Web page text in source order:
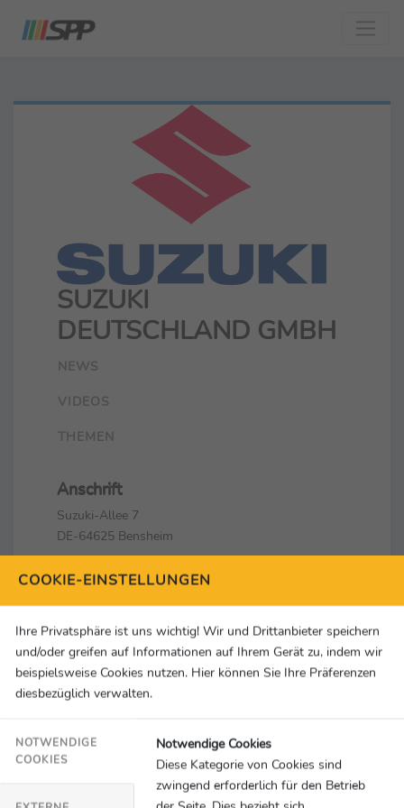
SUZUKI
DEUTSCHLAND GMBH
NEWS
VIDEOS
THEMEN
Anschrift
Suzuki-Allee 7
DE-64625 Bensheim
Kontakt
Michael Krämer
+49 62 51 / 5700 520
presse@suzuki.de
Social Media & Links
COOKIE-EINSTELLUNGEN
Ihre Privatsphäre ist uns wichtig! Wir und Drittanbieter speichern
und/oder greifen auf Informationen auf Ihrem Gerät zu, indem wir
beispielsweise Cookies nutzen. Hier können Sie Ihre Präferenzen
diesbezüglich verwalten.
NOTWENDIGE
COOKIES
Notwendige Cookies
Diese Kategorie von Cookies sind
zwingend erforderlich für den Betrieb